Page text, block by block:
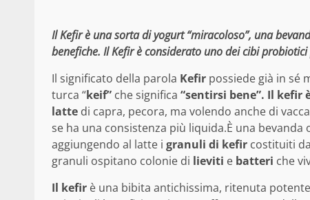
Il Kefir è una sorta di yogurt “miracoloso”, una
benefiche. Il Kefir è considerato uno dei cibi
Il significato della parola Kefir possiede già in sé
turca “keif” che significa “sentirsi bene”. Il kefir
latte di capra, pecora, ma volendo anche di
se ha una consistenza più liquida.È una bevanda
aggiungendo al latte i granuli di kefir costituiti
granuli ospitano colonie di lieviti e batteri che
Il kefir è una bibita antichissima, ritenuta